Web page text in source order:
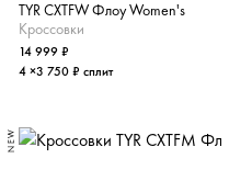
TYR CXTFW Флоу Women's
Кроссовки
14 999 ₽
4 ×3 750 ₽ сплит
NEW